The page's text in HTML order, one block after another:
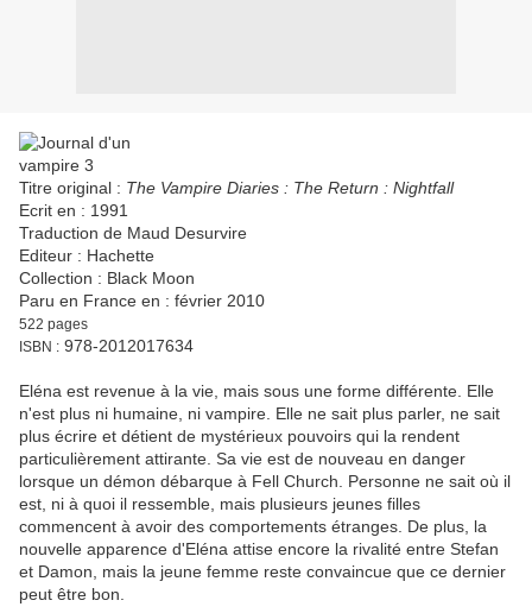
Titre original : The Vampire Diaries : The Return : Nightfall
Ecrit en : 1991
Traduction de Maud Desurvire
Editeur : Hachette
Collection : Black Moon
Paru en France en : février 2010
522 pages
ISBN : 978-2012017634
Eléna est revenue à la vie, mais sous une forme différente. Elle
n'est plus ni humaine, ni vampire. Elle ne sait plus parler, ne sait
plus écrire et détient de mystérieux pouvoirs qui la rendent
particulièrement attirante. Sa vie est de nouveau en danger
lorsque un démon débarque à Fell Church. Personne ne sait où il
est, ni à quoi il ressemble, mais plusieurs jeunes filles
commencent à avoir des comportements étranges. De plus, la
nouvelle apparence d'Eléna attise encore la rivalité entre Stefan
et Damon, mais la jeune femme reste convaincue que ce dernier
peut être bon.